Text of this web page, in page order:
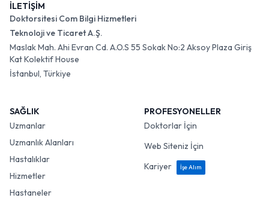
İLETİŞİM
Doktorsitesi Com Bilgi Hizmetleri
Teknoloji ve Ticaret A.Ş.
Maslak Mah. Ahi Evran Cd. A.O.S 55 Sokak No:2 Aksoy Plaza Giriş
Kat Kolektif House
İstanbul, Türkiye
SAĞLIK
Uzmanlar
Uzmanlık Alanları
Hastalıklar
Hizmetler
Hastaneler
PROFESYONELLER
Doktorlar İçin
Web Siteniz İçin
Kariyer
İşe Alım